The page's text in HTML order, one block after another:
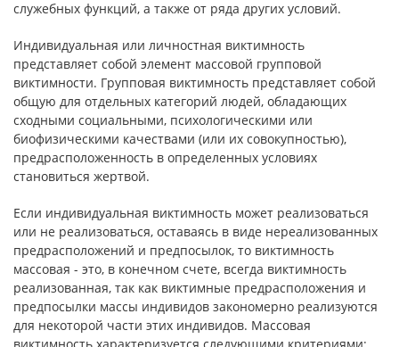
служебных функций, а также от ряда других условий.
Индивидуальная или личностная виктимность
представляет собой элемент массовой групповой
виктимности. Групповая виктимность представляет собой
общую для отдельных категорий людей, обладающих
сходными социальными, психологическими или
биофизическими качествами (или их совокупностью),
предрасположенность в определенных условиях
становиться жертвой.
Если индивидуальная виктимность может реализоваться
или не реализоваться, оставаясь в виде нереализованных
предрасположений и предпосылок, то виктимность
массовая - это, в конечном счете, всегда виктимность
реализованная, так как виктимные предрасположения и
предпосылки массы индивидов закономерно реализуются
для некоторой части этих индивидов. Массовая